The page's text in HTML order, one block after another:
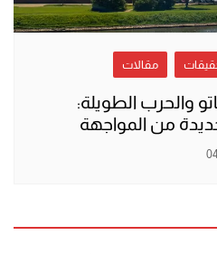
مقالات
والحرب الطويلة:
من المواجهة